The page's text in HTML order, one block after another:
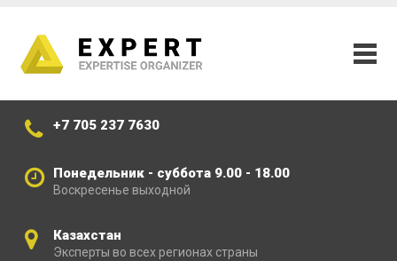
+7 705 237 7630
Понедельник - суббота 9.00 - 18.00
Воскресенье выходной
Казахстан
Эксперты во всех регионах страны